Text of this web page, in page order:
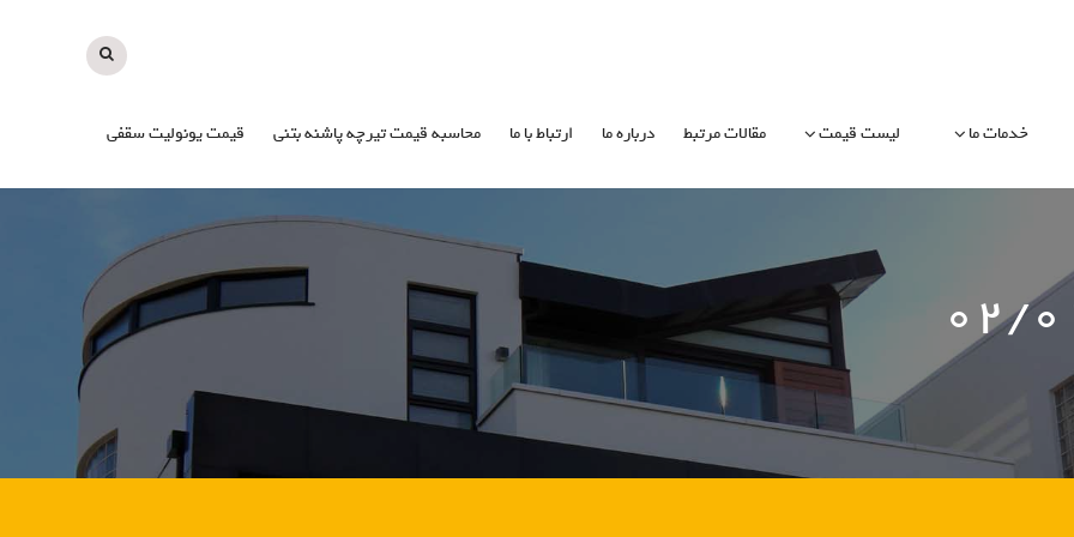
خدمات ما لیست قیمت مقالات مرتبط درباره ما ارتباط با ما محاسبه قیمت تیرچه پاشنه بتنی قیمت یونولیت سقفی